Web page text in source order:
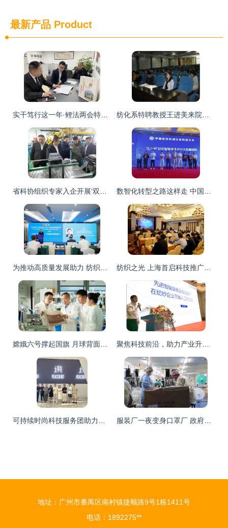
最新产品 Product
地址：广州市番禺区南村镇捷顺路9号1栋1411号
电话：1892275**